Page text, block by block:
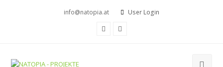
info@natopia.at User Login
Facebook